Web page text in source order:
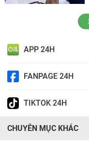
APP 24H
FANPAGE 24H
TIKTOK 24H
CHUYÊN MỤC KHÁC